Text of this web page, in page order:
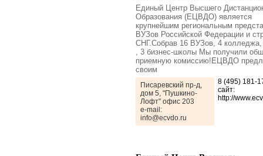
Единый Центр Высшего
Образования (ЕЦВДО) является
крупнейшим региональным
ВУЗов Российской Федерации и
СНГ.Собрав 16 ВУЗов, 4
, 3 бизнес-школы Мы получили
приемную комиссию!ЕЦВДО
своим
Писаревский пр-д,
дом 5, "Пушкино-
Лофт" офис 203
e-mail:
info@ecvdo.ru
8 (495) 181-
сайт:
http://